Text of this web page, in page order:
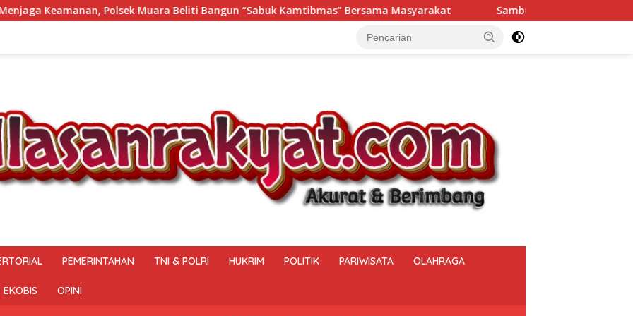
“Sabuk Kamtibmas” Bersama Masyarakat Sambut HUT ke-81 RI, Polsek Muara Beliti Iptu Miming Wijaya,
PEMERINTAHAN TNI & POLRI HUKRIM POLITIK PARIWISATA OLAHRAGA
EKOBIS OPINI